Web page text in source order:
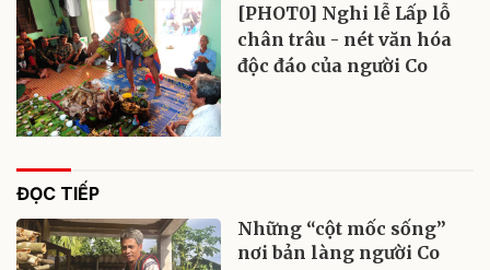
[PHOT0] Nghi lễ Lấp lỗ
chân trâu - nét văn hóa
độc đáo của người Co
ĐỌC TIẾP
Những “cột mốc sống”
nơi bản làng người Co